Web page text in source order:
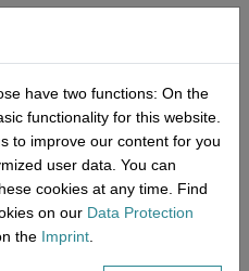
needs into account (food
we can plan for your wishes
10 days before the start of
registering.
have two functions: On the
functionality for this website.
to improve our content for you
user data. You can
cookies at any time. Find
on our Data Protection
the Imprint